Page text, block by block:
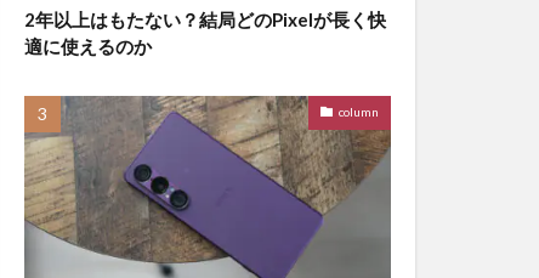
2年以上はもたない？結局どのPixelが長く快
適に使えるのか
column